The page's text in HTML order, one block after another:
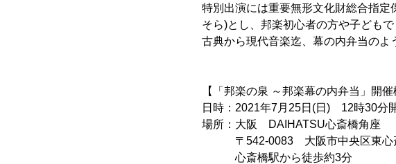
特別出演には重要無形文化財総合指定
そら)とし、邦楽初心者の方や子ども
古典から現代音楽迄、幕の内弁当のよ
【「邦楽の泉 ～邦楽幕の内弁当」開催
日時：2021年7月25日(日) 12時30分
場所：大阪 DAIHATSU心斎橋角座
〒542-0083 大阪市中央区東心斎
心斎橋駅から徒歩約3分